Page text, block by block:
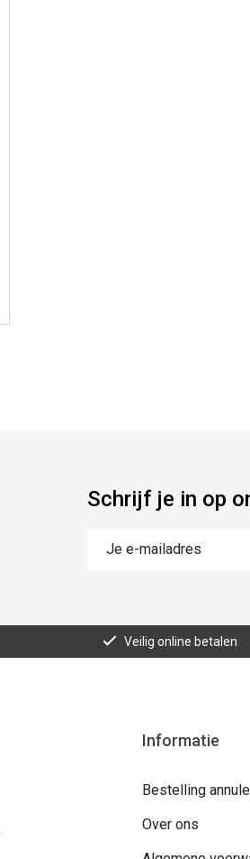
Schrijf je in op
Veilig online betalen
Informatie
Bestelling
Over ons